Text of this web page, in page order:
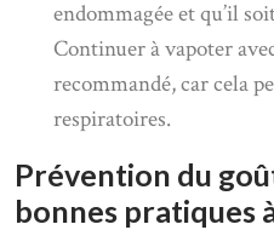
endommagée et qu’il
Continuer à vapoter
recommandé, car cela
respiratoires.
Prévention du
bonnes pratiques